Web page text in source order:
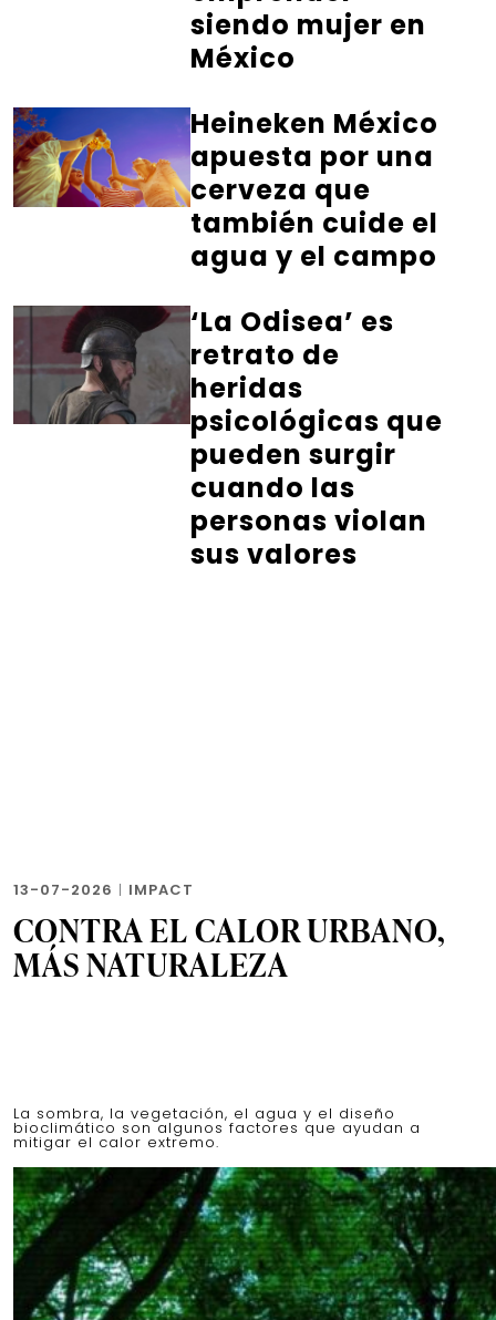
siendo mujer en
México
Heineken México
apuesta por una
cerveza que
también cuide el
agua y el campo
‘La Odisea’ es
retrato de
heridas
psicológicas que
pueden surgir
cuando las
personas violan
sus valores
13-07-2026 | IMPACT
CONTRA EL CALOR URBANO,
MÁS NATURALEZA
La sombra, la vegetación, el agua y el diseño
bioclimático son algunos factores que ayudan a
mitigar el calor extremo.